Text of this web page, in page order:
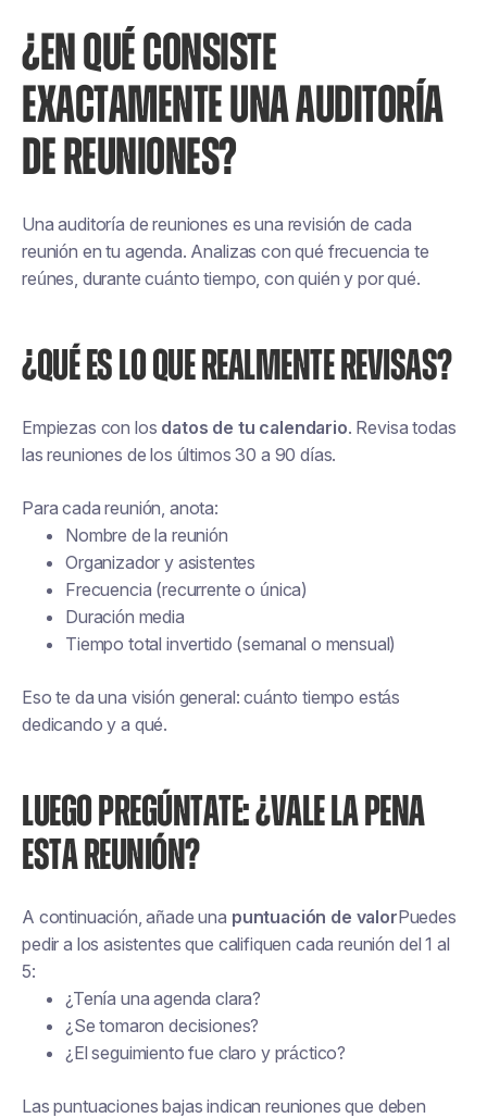
¿EN QUÉ CONSISTE
EXACTAMENTE UNA AUDITORÍA
DE REUNIONES?
Una auditoría de reuniones es una revisión de cada
reunión en tu agenda. Analizas con qué frecuencia te
reúnes, durante cuánto tiempo, con quién y por qué.
¿QUÉ ES LO QUE REALMENTE REVISAS?
Empiezas con los datos de tu calendario. Revisa todas
las reuniones de los últimos 30 a 90 días.
Para cada reunión, anota:
Nombre de la reunión
Organizador y asistentes
Frecuencia (recurrente o única)
Duración media
Tiempo total invertido (semanal o mensual)
Eso te da una visión general: cuánto tiempo estás
dedicando y a qué.
LUEGO PREGÚNTATE: ¿VALE LA PENA
ESTA REUNIÓN?
A continuación, añade una puntuación de valorPuedes
pedir a los asistentes que califiquen cada reunión del 1 al
5:
¿Tenía una agenda clara?
¿Se tomaron decisiones?
¿El seguimiento fue claro y práctico?
Las puntuaciones bajas indican reuniones que deben